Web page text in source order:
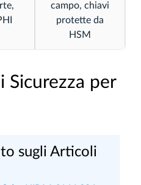
campo, chiavi
protette da
HSM
Sicurezza per
sugli Articoli